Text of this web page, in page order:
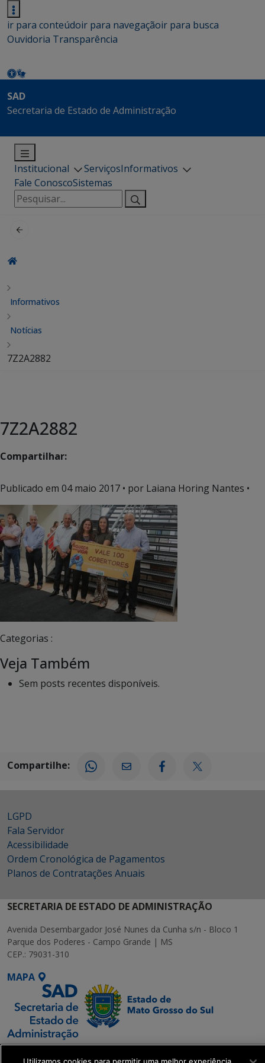
ir para conteúdoir para navegaçãoir para busca
Ouvidoria Transparência
SAD
Secretaria de Estado de Administração
Institucional ServiçosInformativos
Fale ConoscoSistemas
Pesquisar
por:
Informativos
Notícias
7Z2A2882
7Z2A2882
Compartilhar:
Publicado em 04 maio 2017 • por Laiana Horing Nantes •
Categorias :
Veja Também
Sem posts recentes disponíveis.
Compartilhe:
LGPD
Fala Servidor
Acessibilidade
Ordem Cronológica de Pagamentos
Planos de Contratações Anuais
SECRETARIA DE ESTADO DE ADMINISTRAÇÃO
Avenida Desembargador José Nunes da Cunha s/n - Bloco 1
Parque dos Poderes - Campo Grande | MS
CEP.: 79031-310
MAPA